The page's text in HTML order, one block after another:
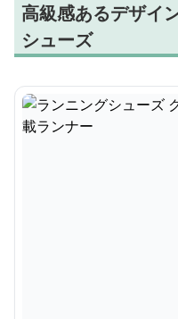
高級感あるデザイ
シューズ